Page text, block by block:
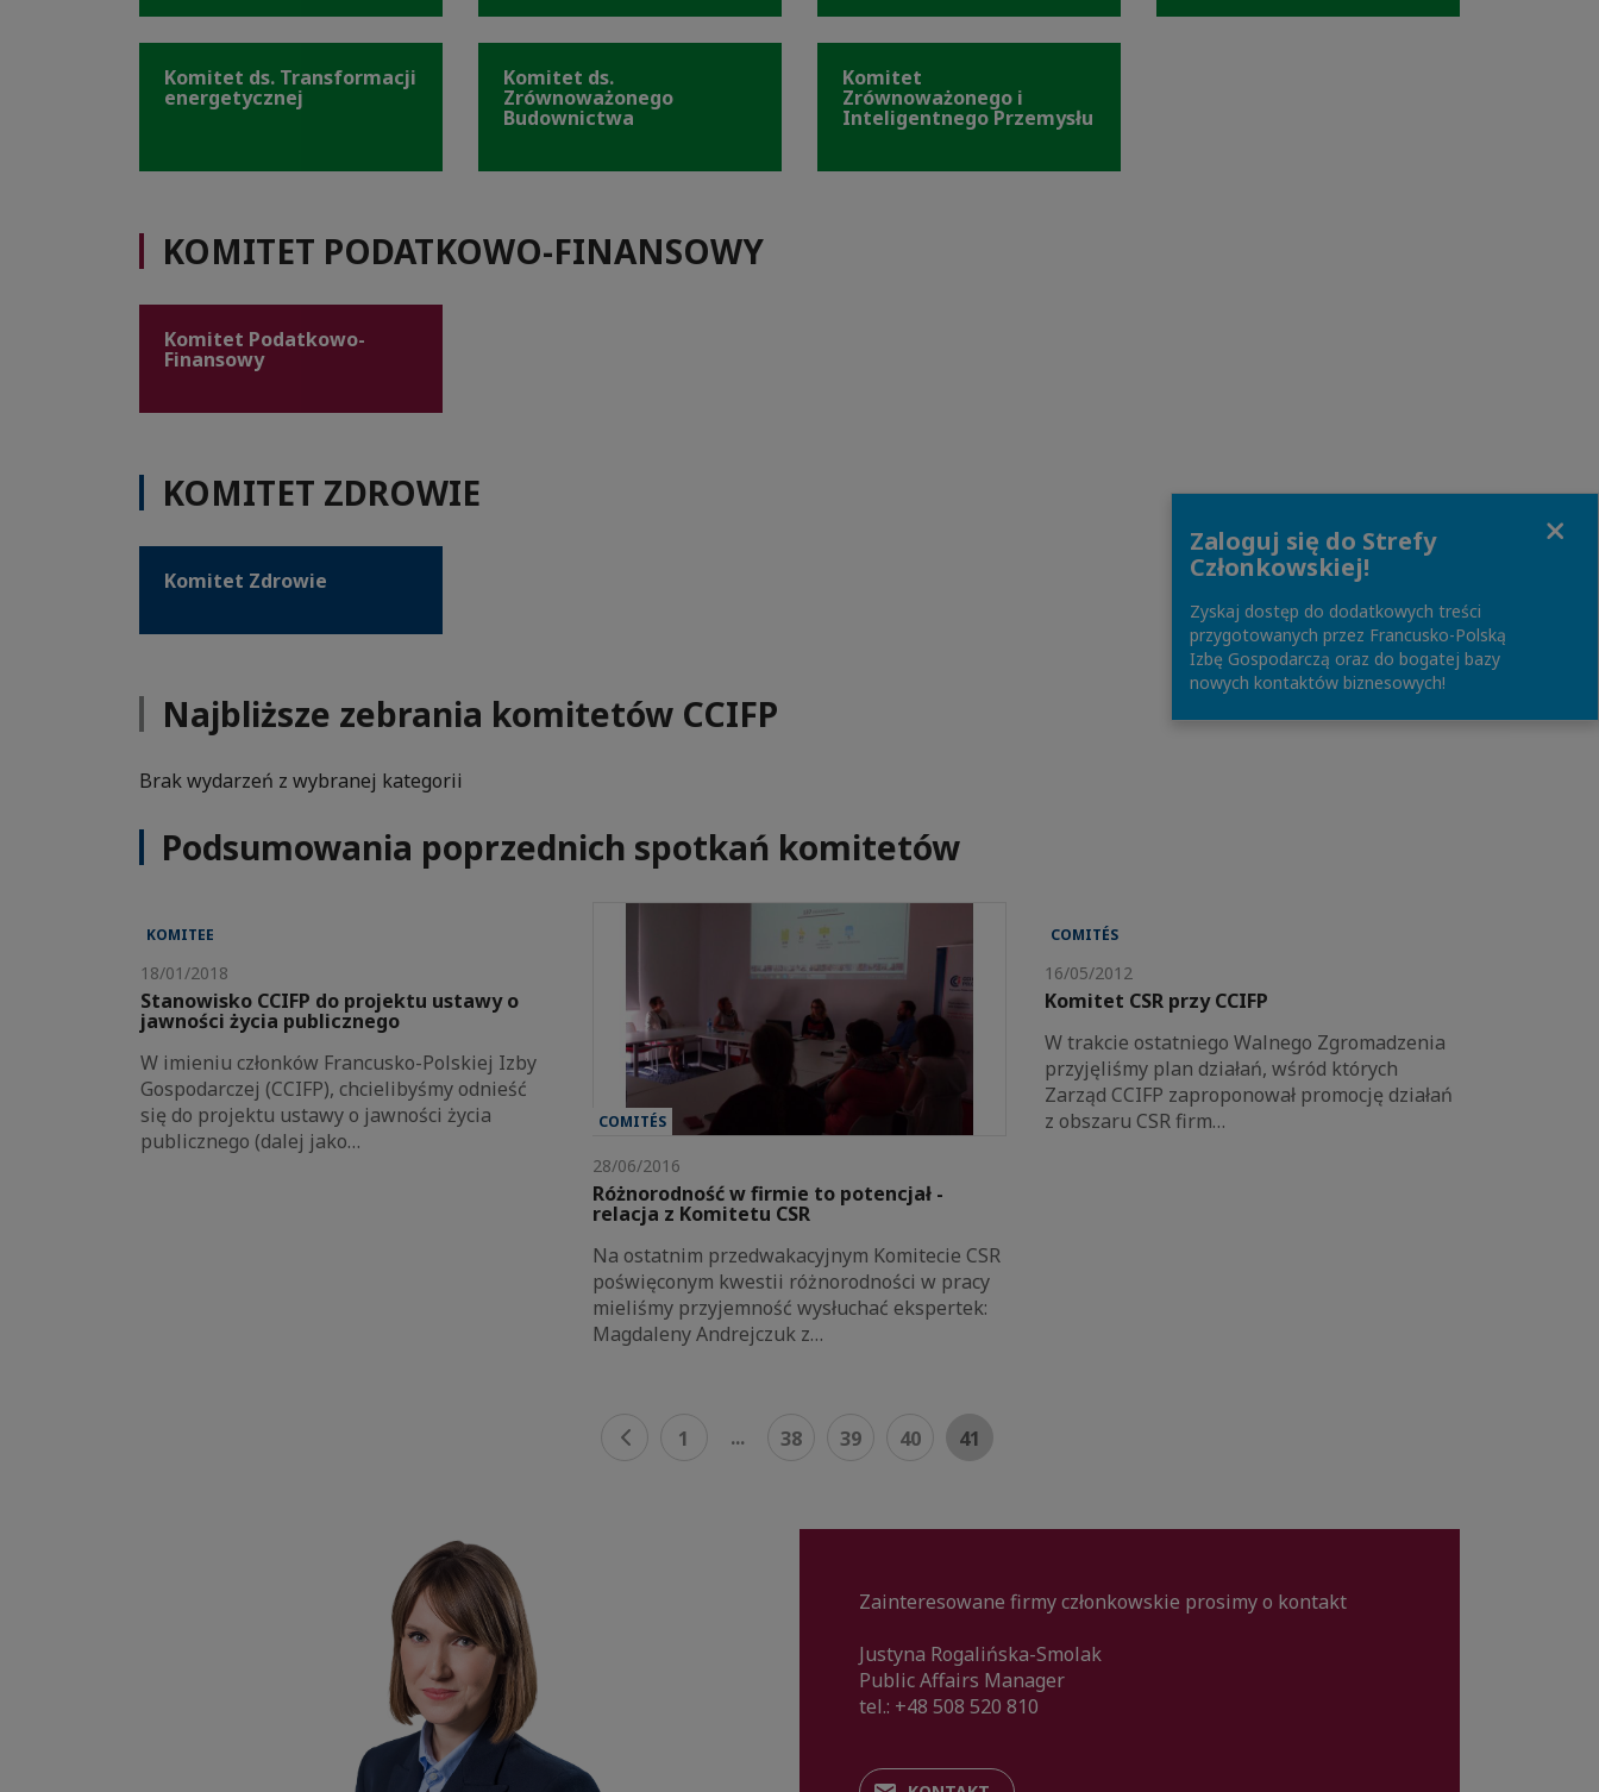
Komitet ds. Transformacji
energetycznej
Komitet ds.
Zrównoważonego
Budownictwa
Komitet
Zrównoważonego i
Inteligentnego Przemysłu
KOMITET PODATKOWO-FINANSOWY
Komitet Podatkowo-
Finansowy
KOMITET ZDROWIE
Komitet Zdrowie
Najbliższe zebrania komitetów CCIFP
Brak wydarzeń z wybranej kategorii
Podsumowania poprzednich spotkań komitetów
KOMITEE
18/01/2018
Stanowisko CCIFP do projektu ustawy o
jawności życia publicznego
W imieniu członków Francusko-Polskiej Izby
Gospodarczej (CCIFP), chcielibyśmy odnieść
się do projektu ustawy o jawności życia
publicznego (dalej jako…
COMITÉS
28/06/2016
Różnorodność w firmie to potencjał -
relacja z Komitetu CSR
Na ostatnim przedwakacyjnym Komitecie CSR
poświęconym kwestii różnorodności w pracy
mieliśmy przyjemność wysłuchać ekspertek:
Magdaleny Andrejczuk z…
COMITÉS
16/05/2012
Komitet CSR przy CCIFP
W trakcie ostatniego Walnego Zgromadzenia
przyjęliśmy plan działań, wśród których
Zarząd CCIFP zaproponował promocję działań
z obszaru CSR firm…
1 ... 38 39 40 41
Zainteresowane firmy członkowskie prosimy o kontakt
Justyna Rogalińska-Smolak
Public Affairs Manager
tel.: +48 508 520 810
Zaloguj się do Strefy
Członkowskiej!
Zyskaj dostęp do dodatkowych treści
przygotowanych przez Francusko-Polską
Izbę Gospodarczą oraz do bogatej bazy
nowych kontaktów biznesowych!